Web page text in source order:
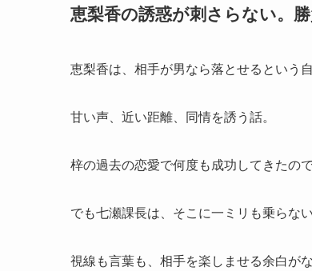
恵梨香の誘惑が刺さらない。
恵梨香は、相手が男なら落とせるという
甘い声、近い距離、同情を誘う話。
梓の過去の恋愛で何度も成功してきたの
でも七瀬課長は、そこに一ミリも乗らない
視線も言葉も、相手を楽しませる余白がな